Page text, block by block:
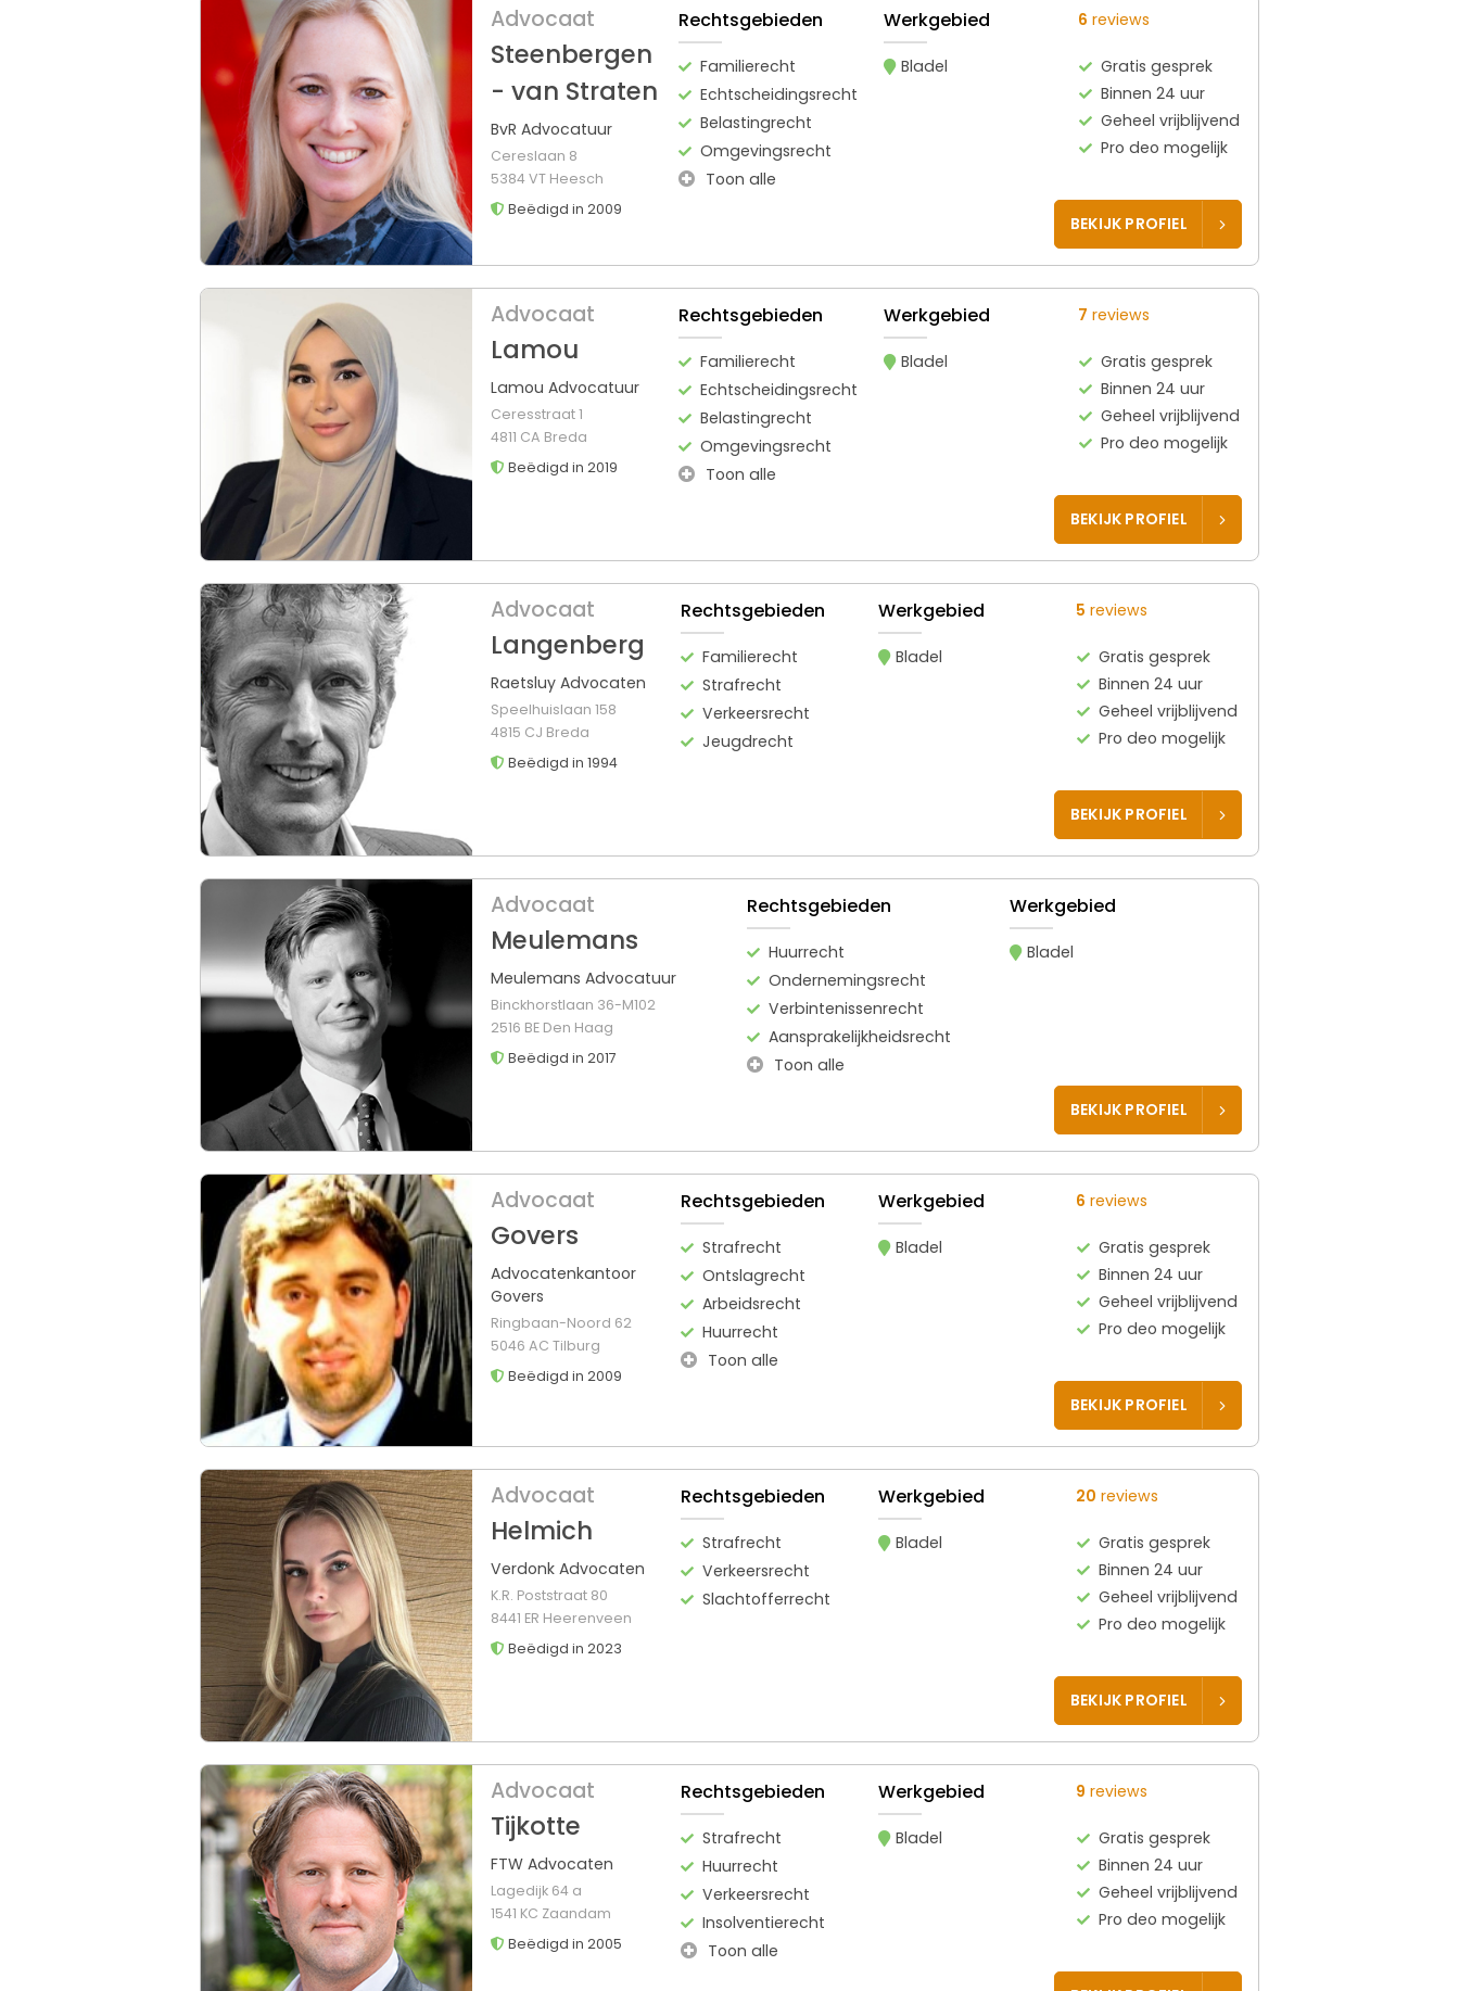
Advocaat
Steenbergen
- van Straten
BvR Advocatuur
Cereslaan 8
5384 VT Heesch
Beëdigd in 2009
Rechtsgebieden
Familierecht
Echtscheidingsrecht
Belastingrecht
Omgevingsrecht
Toon alle
Werkgebied
Bladel
6 reviews
Gratis gesprek
Binnen 24 uur
Geheel vrijblijvend
Pro deo mogelijk
BEKIJK PROFIEL
Advocaat
Lamou
Lamou Advocatuur
Ceresstraat 1
4811 CA Breda
Beëdigd in 2019
Rechtsgebieden
Familierecht
Echtscheidingsrecht
Belastingrecht
Omgevingsrecht
Toon alle
Werkgebied
Bladel
7 reviews
Gratis gesprek
Binnen 24 uur
Geheel vrijblijvend
Pro deo mogelijk
BEKIJK PROFIEL
Advocaat
Langenberg
Raetsluy Advocaten
Speelhuislaan 158
4815 CJ Breda
Beëdigd in 1994
Rechtsgebieden
Familierecht
Strafrecht
Verkeersrecht
Jeugdrecht
Werkgebied
Bladel
5 reviews
Gratis gesprek
Binnen 24 uur
Geheel vrijblijvend
Pro deo mogelijk
BEKIJK PROFIEL
Advocaat
Meulemans
Meulemans Advocatuur
Binckhorstlaan 36-M102
2516 BE Den Haag
Beëdigd in 2017
Rechtsgebieden
Huurrecht
Ondernemingsrecht
Verbintenissenrecht
Aansprakelijkheidsrecht
Toon alle
Werkgebied
Bladel
BEKIJK PROFIEL
Advocaat
Govers
Advocatenkantoor
Govers
Ringbaan-Noord 62
5046 AC Tilburg
Beëdigd in 2009
Rechtsgebieden
Strafrecht
Ontslagrecht
Arbeidsrecht
Huurrecht
Toon alle
Werkgebied
Bladel
6 reviews
Gratis gesprek
Binnen 24 uur
Geheel vrijblijvend
Pro deo mogelijk
BEKIJK PROFIEL
Advocaat
Helmich
Verdonk Advocaten
K.R. Poststraat 80
8441 ER Heerenveen
Beëdigd in 2023
Rechtsgebieden
Strafrecht
Verkeersrecht
Slachtofferrecht
Werkgebied
Bladel
20 reviews
Gratis gesprek
Binnen 24 uur
Geheel vrijblijvend
Pro deo mogelijk
BEKIJK PROFIEL
Advocaat
Tijkotte
FTW Advocaten
Lagedijk 64 a
1541 KC Zaandam
Beëdigd in 2005
Rechtsgebieden
Strafrecht
Huurrecht
Verkeersrecht
Insolventierecht
Toon alle
Werkgebied
Bladel
9 reviews
Gratis gesprek
Binnen 24 uur
Geheel vrijblijvend
Pro deo mogelijk